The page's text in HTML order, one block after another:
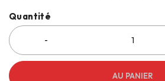
Quantité
AU PANIER